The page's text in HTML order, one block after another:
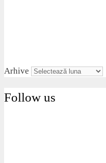
Arhive
Follow us